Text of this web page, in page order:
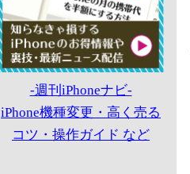
-週刊iPhoneナビ-
iPhone機種変更・高く売る
コツ・操作ガイド など